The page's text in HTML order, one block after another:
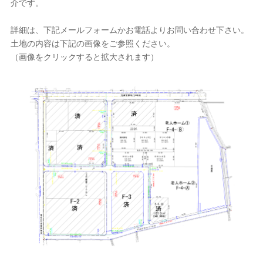
介です。
詳細は、下記メールフォームかお電話よりお問い合わせ下さい。
土地の内容は下記の画像をご参照ください。
（画像をクリックすると拡大されます）